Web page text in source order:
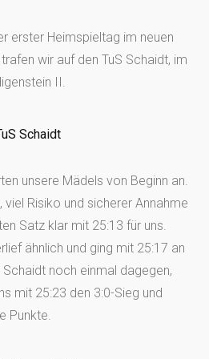
erster Heimspieltag im neuen
wir auf den TuS Schaidt, im
II.
Schaidt
unsere Mädels von Beginn an.
Risiko und sicherer Annahme
Satz klar mit 25:13 für uns.
ähnlich und ging mit 25:17 an
noch einmal dagegen,
mit 25:23 den 3:0-Sieg und
Punkte.